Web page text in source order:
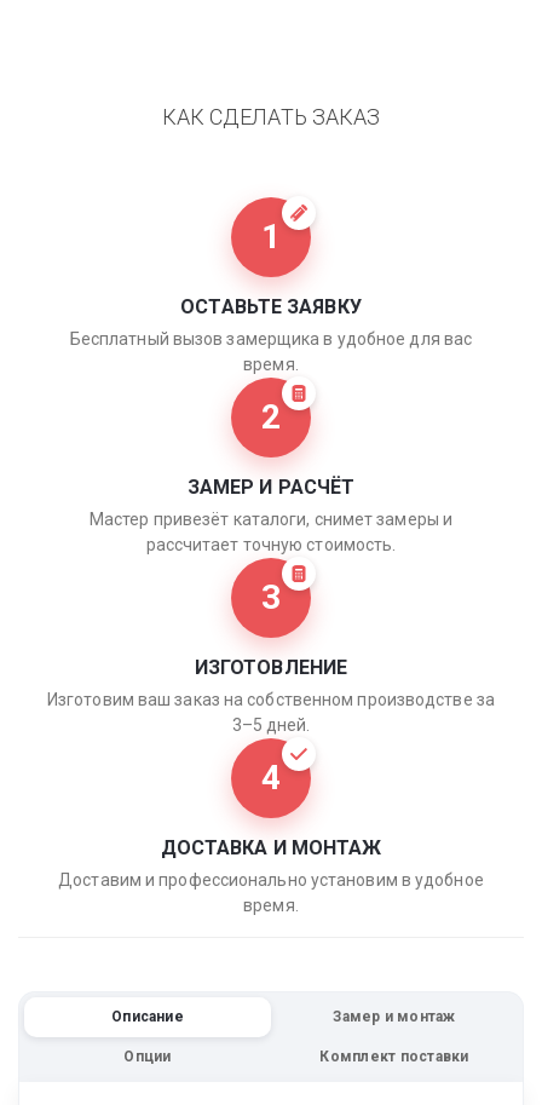
КАК СДЕЛАТЬ ЗАКАЗ
1
ОСТАВЬТЕ ЗАЯВКУ
Бесплатный вызов замерщика в удобное для вас
время.
2
ЗАМЕР И РАСЧЁТ
Мастер привезёт каталоги, снимет замеры и
рассчитает точную стоимость.
3
ИЗГОТОВЛЕНИЕ
Изготовим ваш заказ на собственном производстве за
3–5 дней.
4
ДОСТАВКА И МОНТАЖ
Доставим и профессионально установим в удобное
время.
Описание Замер и монтаж
Опции Комплект поставки